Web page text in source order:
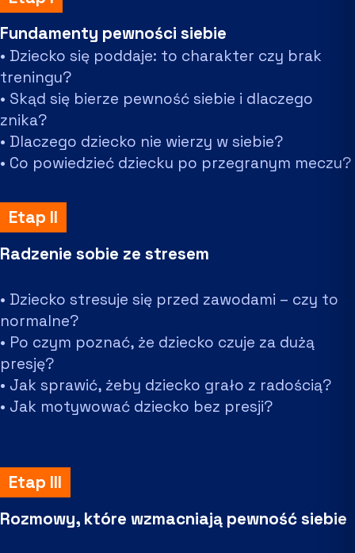
Fundamenty pewności siebie
• Dziecko się poddaje: to charakter czy brak
treningu?
• Skąd się bierze pewność siebie i dlaczego
znika?
• Dlaczego dziecko nie wierzy w siebie?
• Co powiedzieć dziecku po przegranym meczu?
Etap II
Radzenie sobie ze stresem
• Dziecko stresuje się przed zawodami – czy to
normalne?
• Po czym poznać, że dziecko czuje za dużą
presję?
• Jak sprawić, żeby dziecko grało z radością?
• Jak motywować dziecko bez presji?
Etap III
Rozmowy, które wzmacniają pewność siebie